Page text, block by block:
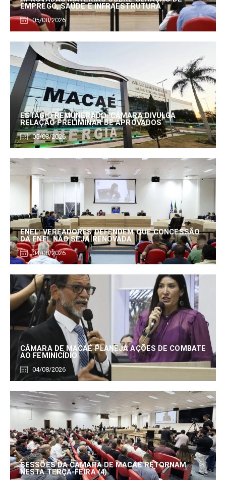
EMPREGO, SAÚDE E INFRAESTRUTURA
05/08/2026
ESTÁGIO REMUNERADO: CÂMARA DIVULGA
RELAÇÃO PRELIMINAR DE APROVADOS
05/08/2026
ENEL: VEREADORES DEFENDEM QUE CONCESSÃO
DA ENEL NÃO SEJA RENOVADA
04/08/2026
CÂMARA DE MACAÉ PLANEJA AÇÕES DE COMBATE
AO FEMINICÍDIO
04/08/2026
SESSÕES DA CÂMARA DE MACAÉ RETORNAM
NESTA TERÇA-FEIRA (4)